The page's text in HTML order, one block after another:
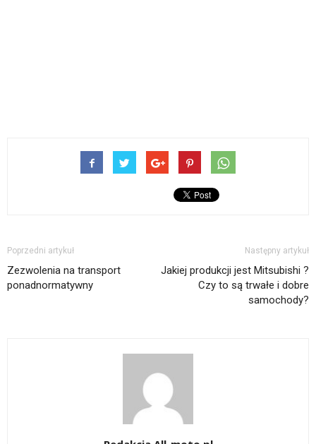
Poprzedni artykuł
Zezwolenia na transport
ponadnormatywny
Następny artykuł
Jakiej produkcji jest Mitsubishi ?
Czy to są trwałe i dobre
samochody?